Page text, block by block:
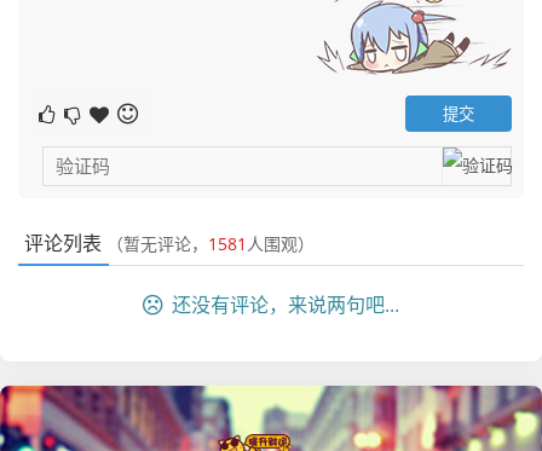
评论列表 （暂无评论， 1581 人围观）
还没有评论，来说两句吧...